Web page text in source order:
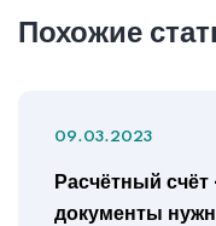
Похожие
09.03.2023
Расчётный счёт
документы